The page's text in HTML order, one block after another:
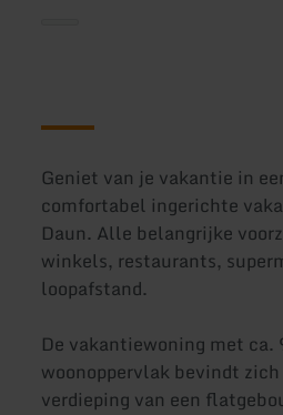
Geniet van je vakantie in
comfortabel ingerichte
Daun. Alle belangrijke
winkels, restaurants,
loopafstand.
De vakantiewoning met ca.
woonoppervlak bevindt
verdieping van een